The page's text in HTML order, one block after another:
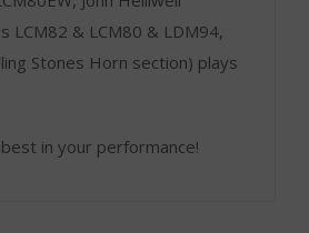
LCM82 & LCM80 & LDM94,
Stones Horn section) plays
in your performance!